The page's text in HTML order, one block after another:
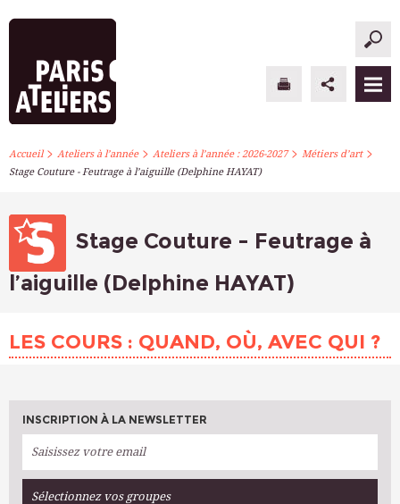
PARIS ATELIERS
ATELIERS À L’ANNÉE
STAGES PONCTUELS
S’INSCRIRE
Accueil> Ateliers à l’année> Ateliers à l’année : 2026-2027> Métiers d’art>
Stage Couture - Feutrage à l’aiguille (Delphine HAYAT)
Stage Couture - Feutrage à
l’aiguille (Delphine HAYAT)
LES COURS : QUAND, OÙ, AVEC QUI ?
INSCRIPTION À LA NEWSLETTER
Sélectionnez vos groupes